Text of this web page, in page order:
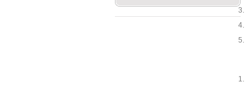
3.
4.
5.
1.